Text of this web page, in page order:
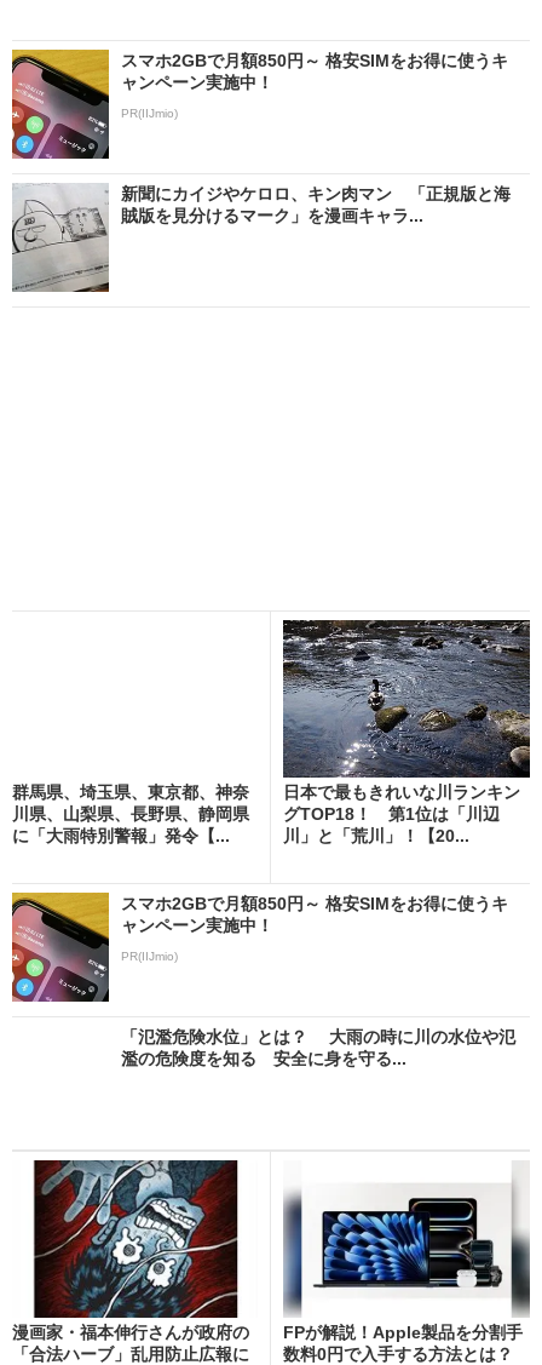
スマホ2GBで月額850円～ 格安SIMをお得に使うキ
ャンペーン実施中！
PR(IIJmio)
新聞にカイジやケロロ、キン肉マン 「正規版と海
賊版を見分けるマーク」を漫画キャラ...
群馬県、埼玉県、東京都、神奈
川県、山梨県、長野県、静岡県
に「大雨特別警報」発令【...
日本で最もきれいな川ランキン
グTOP18！ 第1位は「川辺
川」と「荒川」！【20...
スマホ2GBで月額850円～ 格安SIMをお得に使うキ
ャンペーン実施中！
PR(IIJmio)
「氾濫危険水位」とは？ 大雨の時に川の水位や氾
濫の危険度を知る 安全に身を守る...
漫画家・福本伸行さんが政府の
「合法ハーブ」乱用防止広報に
FPが解説！Apple製品を分割手
数料0円で入手する方法とは？